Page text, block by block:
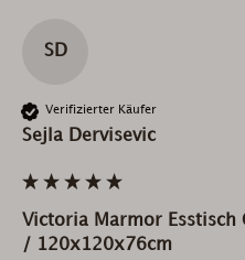
SD
Verifizierter Käufer
Sejla Dervisevic
Victoria Marmor Esstisch
/ 120x120x76cm